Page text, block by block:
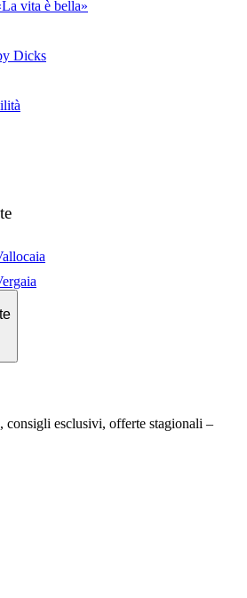
vita è bella»
Dicks
consigli esclusivi, offerte stagionali –